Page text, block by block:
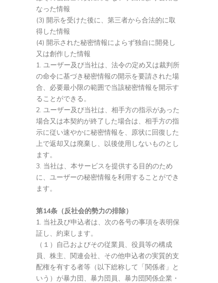
なった情報
(3) 開示を受けた後に、第三者から合法的に取
得した情報
(4) 開示された秘密情報によらず独自に開発し
又は創作した情報
ユーザー及び当社は、法令の定め又は裁判所
の命令に基づき秘密情報の開示を要請された場
合、必要最小限の範囲で当該秘密情報を開示す
ることができる。
ユーザー及び当社は、相手方の指示があった
場合又は本契約が終了した場合は、相手方の指
示に従い速やかに秘密情報を、原状に回復した
上で返却又は廃棄し、以後使用しないものとし
ます。
当社は、本サービスを提供する目的のため
に、ユーザーの秘密情報を利用することができ
ます。
第14条（反社会的勢力の排除）
当社及び申込者は、次の各号の事項を表明保
証し、約束します。
（１）自己およびその従業員、役員等の構成
員、株主、関連会社、その他申込者の実質的支
配権を有する者等（以下総称して「関係者」と
いう）が暴力団、暴力団員、暴力団関係企業・